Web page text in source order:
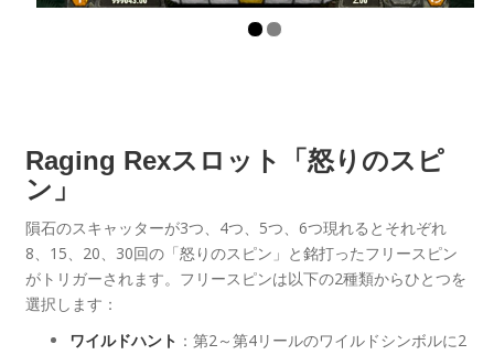
Raging Rexスロット「怒りのスピ
ン」
隕石のスキャッターが3つ、4つ、5つ、6つ現れるとそれぞれ
8、15、20、30回の「怒りのスピン」と銘打ったフリースピン
がトリガーされます。フリースピンは以下の2種類からひとつを
選択します：
ワイルドハント ：第2～第4リールのワイルドシンボルに2